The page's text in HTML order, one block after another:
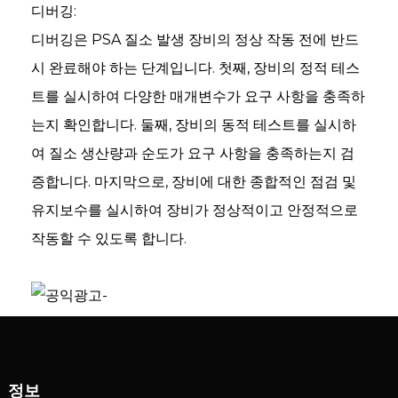
디버깅:
디버깅은 PSA 질소 발생 장비의 정상 작동 전에 반드
시 완료해야 하는 단계입니다. 첫째, 장비의 정적 테스
트를 실시하여 다양한 매개변수가 요구 사항을 충족하
는지 확인합니다. 둘째, 장비의 동적 테스트를 실시하
여 질소 생산량과 순도가 요구 사항을 충족하는지 검
증합니다. 마지막으로, 장비에 대한 종합적인 점검 및
유지보수를 실시하여 장비가 정상적이고 안정적으로
작동할 수 있도록 합니다.
정보